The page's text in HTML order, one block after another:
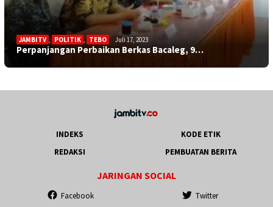
JAMBITV , POLITIK , TEBO Juli 17, 2023
Perpanjangan Perbaikan Berkas Bacaleg, 9…
INDEKS
KODE ETIK
REDAKSI
PEMBUATAN BERITA
JARINGAN SOCIAL
Facebook Twitter